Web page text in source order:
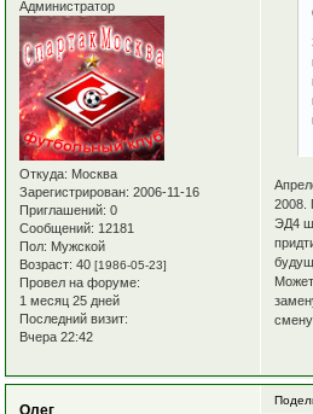
Администратор
Откуда: Москва
Зарегистрирован: 2006-11-16
Приглашений: 0
Сообщений: 12181
Пол: Мужской
Возраст: 40[1986-05-23]
Провел на форуме:
1 месяц 25 дней
Последний визит:
Вчера 22:42
2008.
ЭД4